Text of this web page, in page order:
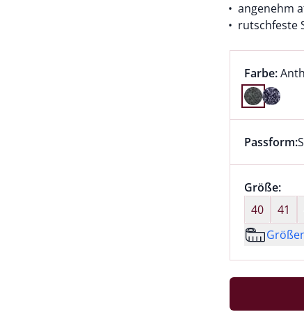
angenehm
rutschfeste
Farbe:
Farbe
Dieser
Passform:
Größe:
40
41